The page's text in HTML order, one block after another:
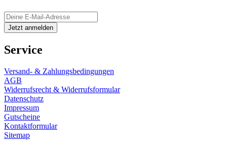
Service
Versand- & Zahlungsbedingungen
AGB
Widerrufsrecht & Widerrufsformular
Datenschutz
Impressum
Gutscheine
Kontaktformular
Sitemap